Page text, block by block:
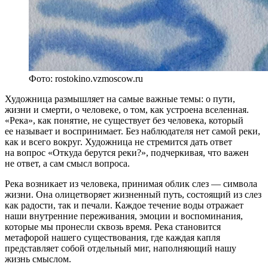
Фото: rostokino.vzmoscow.ru
Художница размышляет на самые важные темы: о пути,
жизни и смерти, о человеке, о том, как устроена вселенная.
«Река», как понятие, не существует без человека, который
ее называет и воспринимает. Без наблюдателя нет самой реки,
как и всего вокруг. Художница не стремится дать ответ
на вопрос «Откуда берутся реки?», подчеркивая, что важен
не ответ, а сам смысл вопроса.
Река возникает из человека, принимая облик слез — символа
жизни. Она олицетворяет жизненный путь, состоящий из слез
как радости, так и печали. Каждое течение воды отражает
наши внутренние переживания, эмоции и воспоминания,
которые мы пронесли сквозь время. Река становится
метафорой нашего существования, где каждая капля
представляет собой отдельный миг, наполняющий нашу
жизнь смыслом.